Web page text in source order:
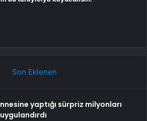
Son Eklenen
yaptığı sürpriz milyonları